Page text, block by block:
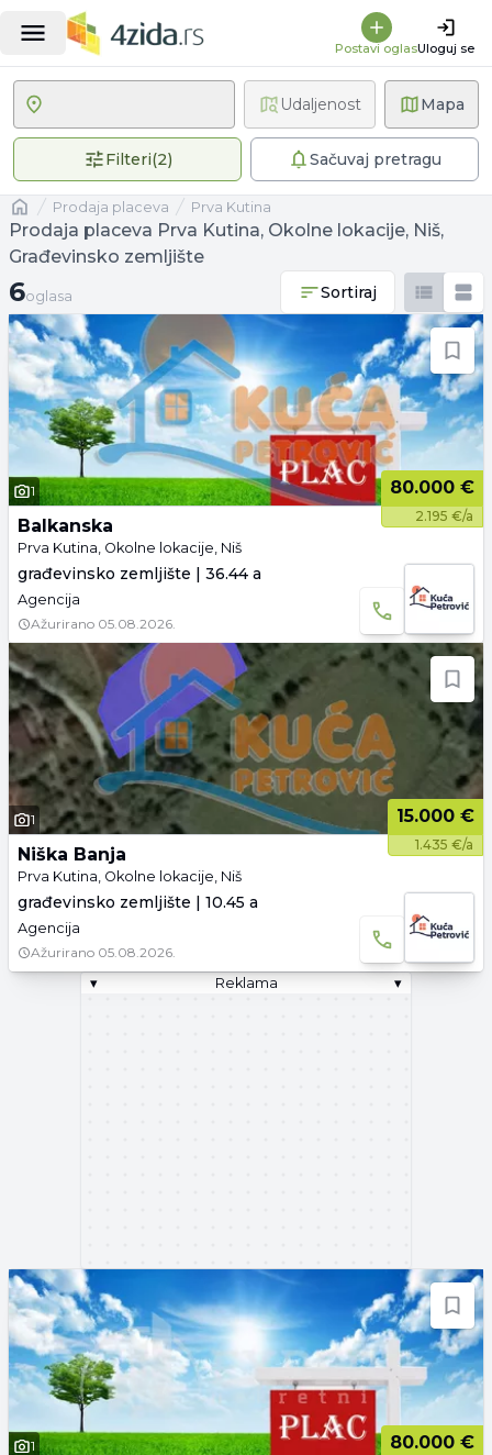
Postavi oglasUloguj se
Mapa
Filteri(2)2 primenjena filteraSačuvaj pretragu
Udaljenost
Naslovnaprodaja placeva Prva Kutina
Prodaja placeva Prva Kutina, Okolne lokacije, Niš,
Građevinsko zemljište
6 oglasa
6oglasa Sortiraj
1 80.000 €
2.195 €/a
Balkanska
Prva Kutina, Okolne lokacije, Niš
građevinsko zemljište | 36.44 a
Agencija
Ažurirano 05.08.2026.
1 15.000 €
1.435 €/a
Niška Banja
Prva Kutina, Okolne lokacije, Niš
građevinsko zemljište | 10.45 a
Agencija
Ažurirano 05.08.2026.
▾
Reklama ▾
1 80.000 €